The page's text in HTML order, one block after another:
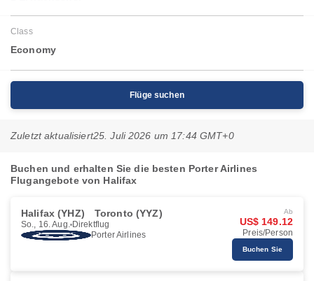
Class
Economy
Flüge suchen
Zuletzt aktualisiert25. Juli 2026 um 17:44 GMT+0
Buchen und erhalten Sie die besten Porter Airlines
Flugangebote von Halifax
Halifax (YHZ) Toronto (YYZ)
So., 16. Aug. Direktflug
Porter Airlines
Ab
US$ 149.12
Preis/Person
Buchen Sie